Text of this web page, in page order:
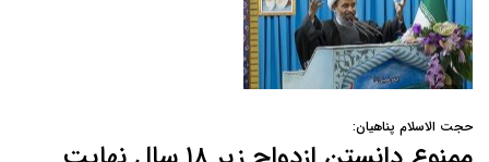
حجت الاسلام پناهیان: